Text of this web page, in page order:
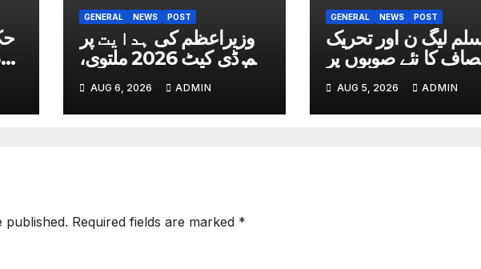
GENERAL NEWS POST
وزیراعظم کی ہدایت پر
ایم ڈی کیٹ 2026 ملتوی،
داخلہ ٹیسٹ کب ہوگا؟
تاریخ سامنے آگئی
AUG 6, 2026 ADMIN
GENERAL NEWS POST
لیگ ن اور تحریک
کا نئے صوبوں پر
اتفاق
AUG 5, 2026 ADMIN
published. Required fields are marked *